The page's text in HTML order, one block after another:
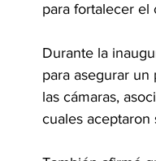
para fortalecer
Durante la
para asegurar
las cámaras,
cuales aceptaron